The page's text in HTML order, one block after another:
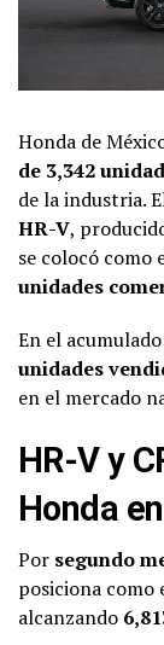
Honda de
de 3,342
de la industria.
HR-V,
se colocó como
unidades
En el
unidades
en el mercado
HR-V y
Honda
Por segundo
posiciona como
alcanzando